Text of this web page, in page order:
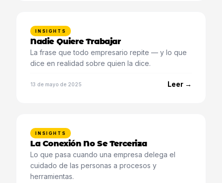
INSIGHTS
Nadie Quiere Trabajar
La frase que todo empresario repite — y lo que
dice en realidad sobre quien la dice.
13 de mayo de 2025 Leer →
INSIGHTS
La Conexión No Se Terceriza
Lo que pasa cuando una empresa delega el
cuidado de las personas a procesos y
herramientas.